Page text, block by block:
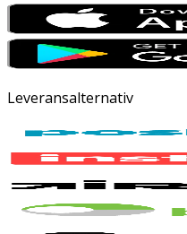
Leveransalternativ